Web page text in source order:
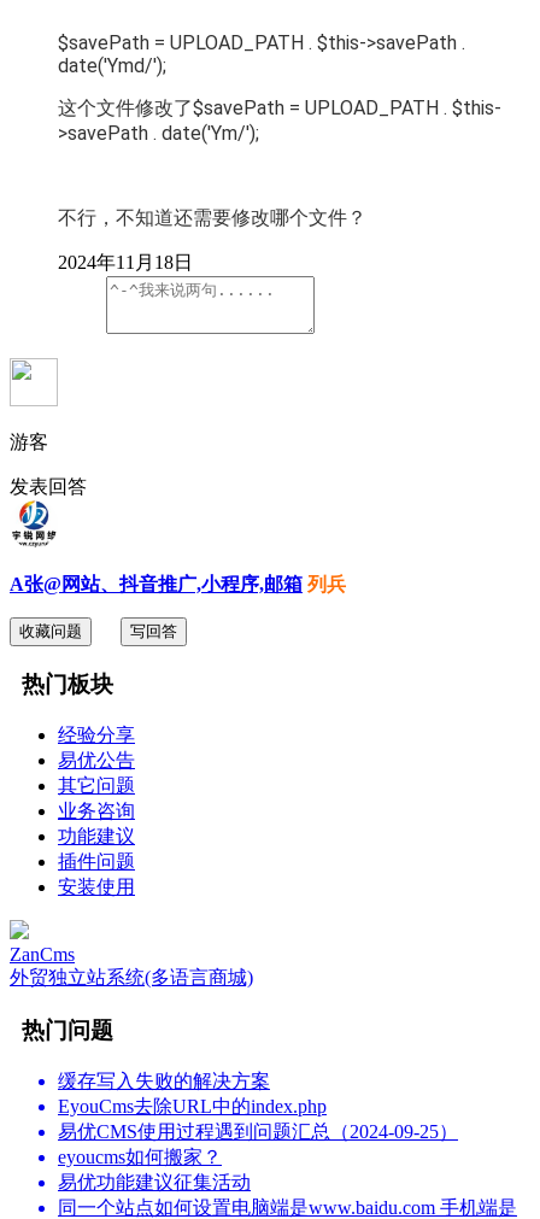
$savePath = UPLOAD_PATH . $this->savePath .
date('Ymd/');
这个文件修改了$savePath = UPLOAD_PATH . $this-
>savePath . date('Ym/');
不行，不知道还需要修改哪个文件？
2024年11月18日
游客
发表回答
A张@网站、抖音推广,小程序,邮箱 列兵
收藏问题 写回答
热门板块
经验分享
易优公告
其它问题
业务咨询
功能建议
插件问题
安装使用
ZanCms
外贸独立站系统(多语言商城)
热门问题
缓存写入失败的解决方案
EyouCms去除URL中的index.php
易优CMS使用过程遇到问题汇总（2024-09-25）
eyoucms如何搬家？
易优功能建议征集活动
同一个站点如何设置电脑端是www.baidu.com 手机端是